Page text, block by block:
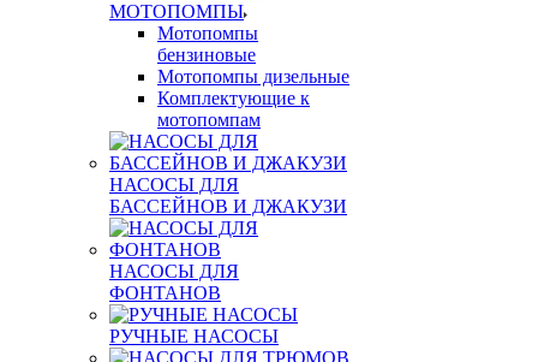
МОТОПОМПЫ
Мотопомпы
бензиновые
Мотопомпы дизельные
Комплектующие к
мотопомпам
НАСОСЫ ДЛЯ
БАССЕЙНОВ И ДЖАКУЗИ
НАСОСЫ ДЛЯ
ФОНТАНОВ
РУЧНЫЕ НАСОСЫ